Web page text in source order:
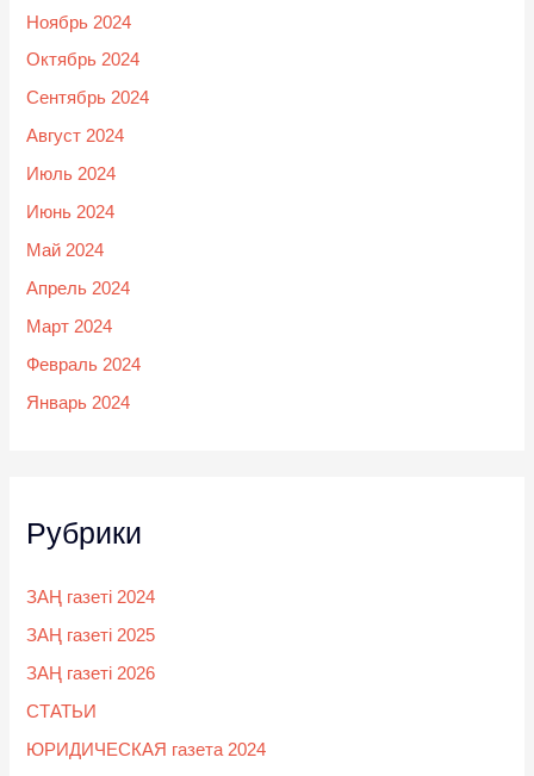
Ноябрь 2024
Октябрь 2024
Сентябрь 2024
Август 2024
Июль 2024
Июнь 2024
Май 2024
Апрель 2024
Март 2024
Февраль 2024
Январь 2024
Рубрики
ЗАҢ газеті 2024
ЗАҢ газеті 2025
ЗАҢ газеті 2026
СТАТЬИ
ЮРИДИЧЕСКАЯ газета 2024